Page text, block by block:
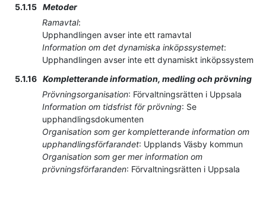
5.1.15 Metoder
Ramavtal:
Upphandlingen avser inte ett ramavtal
Information om det dynamiska inköpssystemet:
Upphandlingen avser inte ett dynamiskt inköpssystem
5.1.16 Kompletterande information, medling och prövning
Prövningsorganisation: Förvaltningsrätten i Uppsala
Information om tidsfrist för prövning: Se
upphandlingsdokumenten
Organisation som ger kompletterande information om
upphandlingsförfarandet: Upplands Väsby kommun
Organisation som ger mer information om
prövningsförfaranden: Förvaltningsrätten i Uppsala